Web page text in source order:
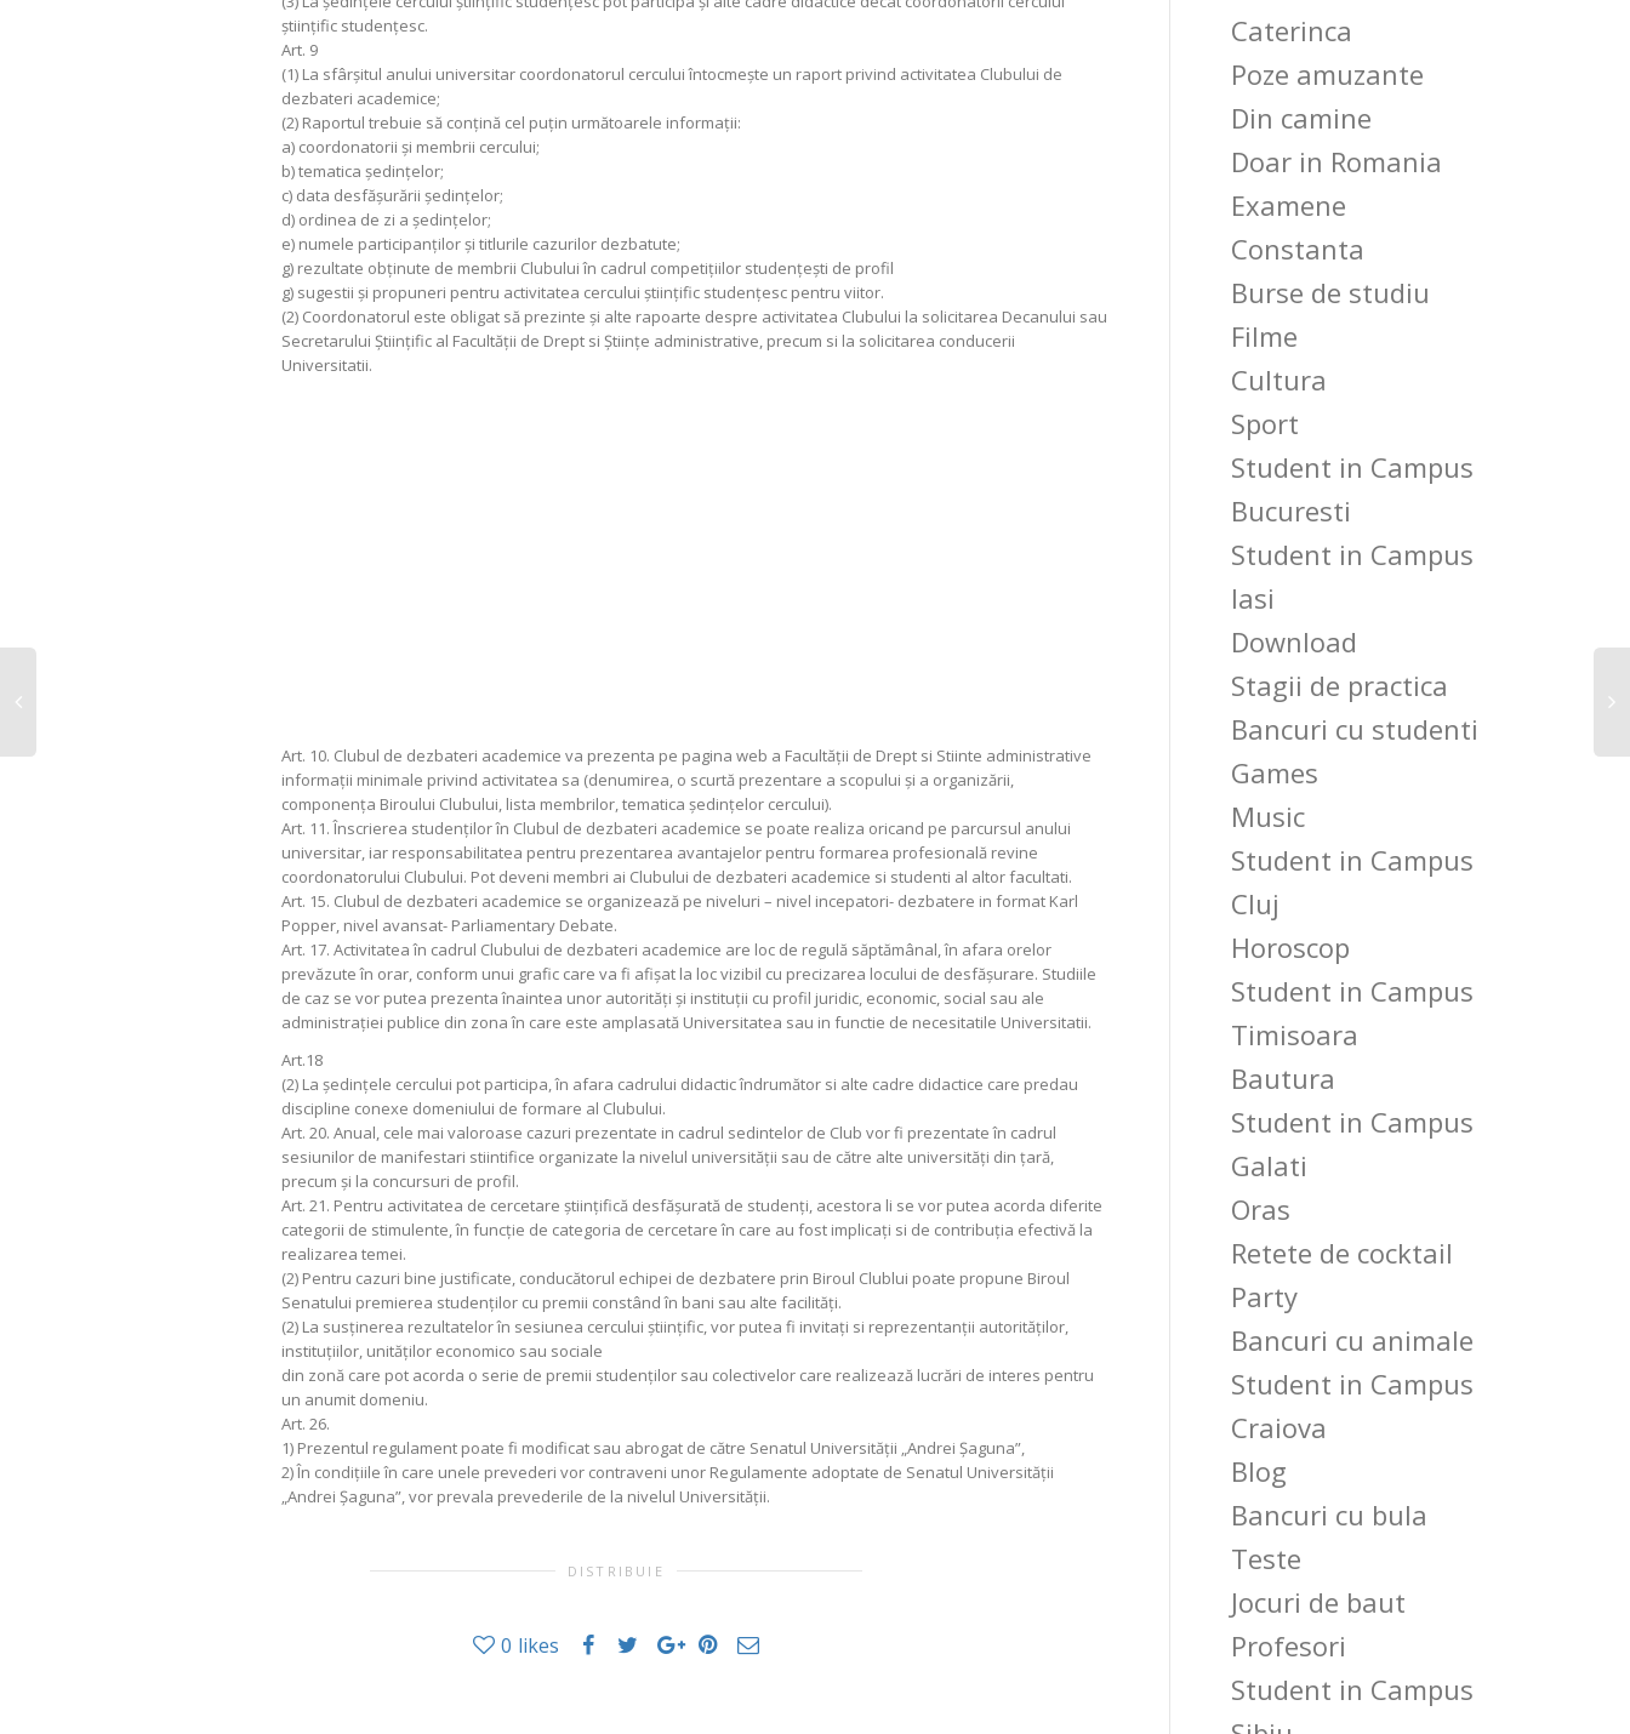
ştiinţific studenţesc.
Art. 9
(1) La sfârşitul anului universitar coordonatorul cercului întocmeşte un raport privind activitatea Clubului de
dezbateri academice;
(2) Raportul trebuie să conţină cel puţin următoarele informaţii:
a) coordonatorii şi membrii cercului;
b) tematica şedinţelor;
c) data desfăşurării şedinţelor;
d) ordinea de zi a şedinţelor;
e) numele participanţilor şi titlurile cazurilor dezbatute;
g) rezultate obţinute de membrii Clubului în cadrul competiţiilor studenţeşti de profil
g) sugestii şi propuneri pentru activitatea cercului ştiinţific studenţesc pentru viitor.
(2) Coordonatorul este obligat să prezinte şi alte rapoarte despre activitatea Clubului la solicitarea Decanului sau
Secretarului Ştiinţific al Facultăţii de Drept si Ştiinţe administrative, precum si la solicitarea conducerii
Universitatii.
Art. 10. Clubul de dezbateri academice va prezenta pe pagina web a Facultăţii de Drept si Stiinte administrative
informaţii minimale privind activitatea sa (denumirea, o scurtă prezentare a scopului şi a organizării,
componenţa Biroului Clubului, lista membrilor, tematica şedinţelor cercului).
Art. 11. Înscrierea studenţilor în Clubul de dezbateri academice se poate realiza oricand pe parcursul anului
universitar, iar responsabilitatea pentru prezentarea avantajelor pentru formarea profesională revine
coordonatorului Clubului. Pot deveni membri ai Clubului de dezbateri academice si studenti al altor facultati.
Art. 15. Clubul de dezbateri academice se organizează pe niveluri – nivel incepatori- dezbatere in format Karl
Popper, nivel avansat- Parliamentary Debate.
Art. 17. Activitatea în cadrul Clubului de dezbateri academice are loc de regulă săptămânal, în afara orelor
prevăzute în orar, conform unui grafic care va fi afişat la loc vizibil cu precizarea locului de desfăşurare. Studiile
de caz se vor putea prezenta înaintea unor autorităţi şi instituţii cu profil juridic, economic, social sau ale
administraţiei publice din zona în care este amplasată Universitatea sau in functie de necesitatile Universitatii.
Art.18
(2) La şedinţele cercului pot participa, în afara cadrului didactic îndrumător si alte cadre didactice care predau
discipline conexe domeniului de formare al Clubului.
Art. 20. Anual, cele mai valoroase cazuri prezentate in cadrul sedintelor de Club vor fi prezentate în cadrul
sesiunilor de manifestari stiintifice organizate la nivelul universităţii sau de către alte universităţi din ţară,
precum şi la concursuri de profil.
Art. 21. Pentru activitatea de cercetare ştiinţifică desfăşurată de studenţi, acestora li se vor putea acorda diferite
categorii de stimulente, în funcţie de categoria de cercetare în care au fost implicaţi si de contribuţia efectivă la
realizarea temei.
(2) Pentru cazuri bine justificate, conducătorul echipei de dezbatere prin Biroul Clublui poate propune Biroul
Senatului premierea studenţilor cu premii constând în bani sau alte facilităţi.
(2) La susţinerea rezultatelor în sesiunea cercului ştiinţific, vor putea fi invitaţi si reprezentanţii autorităţilor,
instituţiilor, unităţilor economico sau sociale
din zonă care pot acorda o serie de premii studenţilor sau colectivelor care realizează lucrări de interes pentru
un anumit domeniu.
Art. 26.
1) Prezentul regulament poate fi modificat sau abrogat de către Senatul Universităţii „Andrei Şaguna”,
2) În condiţiile în care unele prevederi vor contraveni unor Regulamente adoptate de Senatul Universităţii
„Andrei Şaguna”, vor prevala prevederile de la nivelul Universităţii.
DISTRIBUIE
0 likes
Caterinca
Poze amuzante
Din camine
Doar in Romania
Examene
Constanta
Burse de studiu
Filme
Cultura
Sport
Student in Campus
Bucuresti
Student in Campus
Iasi
Download
Stagii de practica
Bancuri cu studenti
Games
Music
Student in Campus
Cluj
Horoscop
Student in Campus
Timisoara
Bautura
Student in Campus
Galati
Oras
Retete de cocktail
Party
Bancuri cu animale
Student in Campus
Craiova
Blog
Bancuri cu bula
Teste
Jocuri de baut
Profesori
Student in Campus